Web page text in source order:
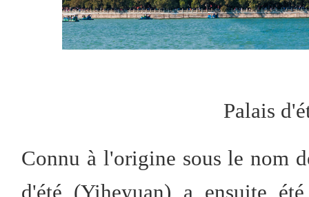
Palais
Connu à l'origine sous le nom
d'été (Yiheyuan) a ensuite